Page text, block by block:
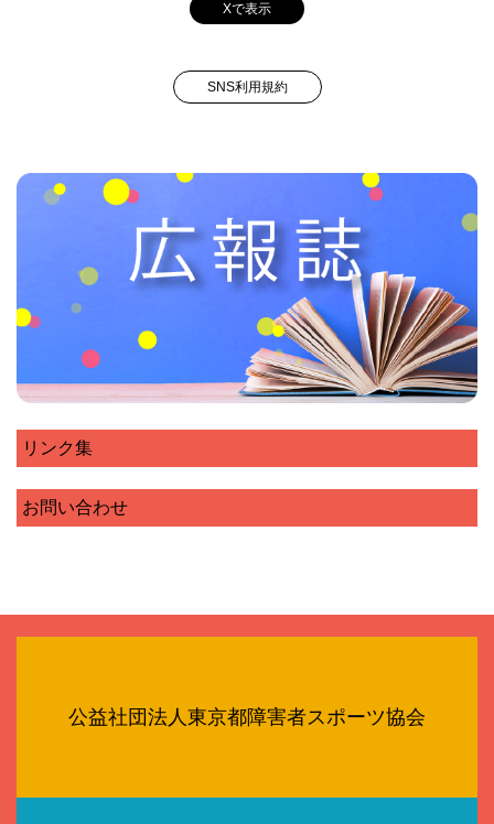
Xで表示
SNS利用規約
リンク集
お問い合わせ
公益社団法人東京都障害者スポーツ協会